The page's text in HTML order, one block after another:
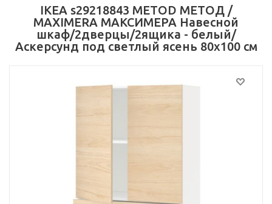
IKEA s29218843 METOD МЕТОД /
MAXIMERA МАКСИМЕРА Навесной
шкаф/2дверцы/2ящика - белый/
Аскерсунд под светлый ясень 80x100 см